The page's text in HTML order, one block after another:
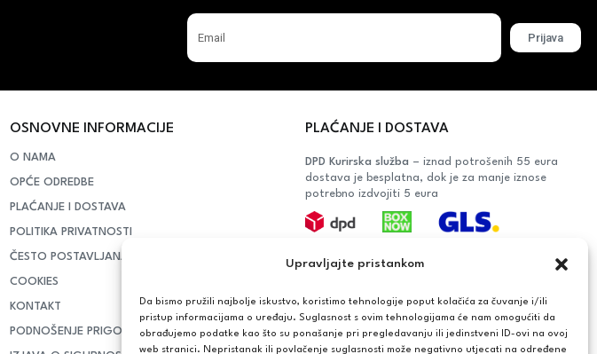
Upravljajte pristankom
Da bismo pružili najbolje iskustvo, koristimo tehnologije poput kolačića za čuvanje i/ili
pristup informacijama o uređaju. Suglasnost s ovim tehnologijama će nam omogućiti da
obrađujemo podatke kao što su ponašanje pri pregledavanju ili jedinstveni ID-ovi na ovoj
web stranici. Nepristanak ili povlačenje suglasnosti može negativno utjecati na određene
Prijava
OSNOVNE INFORMACIJE
O NAMA
OPĆE ODREDBE
PLAĆANJE I DOSTAVA
POLITIKA PRIVATNOSTI
ČESTO POSTAVLJANA PITANJA
COOKIES
KONTAKT
PODNOŠENJE PRIGOVORA POTROŠAČA
PLAĆANJE I DOSTAVA
DPD Kurirska služba – iznad potrošenih 55 eura
dostava je besplatna, dok je za manje iznose
potrebno izdvojiti 5 eura
Bankovna transakcija, plaćanje prilikom